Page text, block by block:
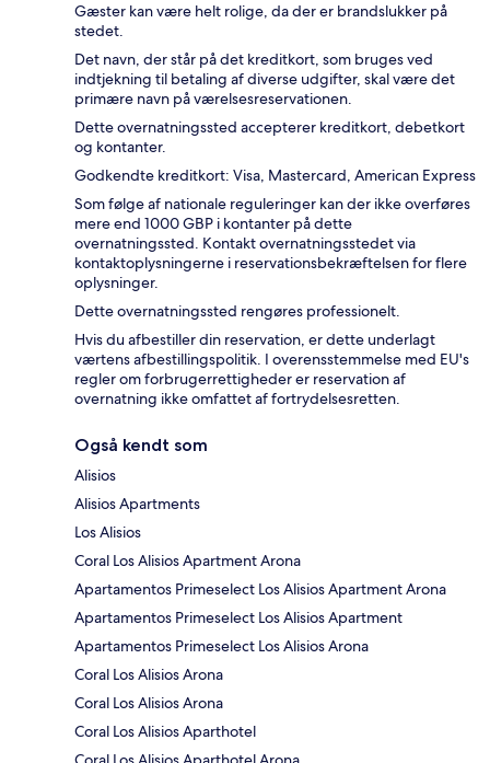
Gæster kan være helt rolige, da der er brandslukker på
stedet.
Det navn, der står på det kreditkort, som bruges ved
indtjekning til betaling af diverse udgifter, skal være det
primære navn på værelsesreservationen.
Dette overnatningssted accepterer kreditkort, debetkort
og kontanter.
Godkendte kreditkort: Visa, Mastercard, American Express
Som følge af nationale reguleringer kan der ikke overføres
mere end 1000 GBP i kontanter på dette
overnatningssted. Kontakt overnatningsstedet via
kontaktoplysningerne i reservationsbekræftelsen for flere
oplysninger.
Dette overnatningssted rengøres professionelt.
Hvis du afbestiller din reservation, er dette underlagt
værtens afbestillingspolitik. I overensstemmelse med EU's
regler om forbrugerrettigheder er reservation af
overnatning ikke omfattet af fortrydelsesretten.
Også kendt som
Alisios
Alisios Apartments
Los Alisios
Coral Los Alisios Apartment Arona
Apartamentos Primeselect Los Alisios Apartment Arona
Apartamentos Primeselect Los Alisios Apartment
Apartamentos Primeselect Los Alisios Arona
Coral Los Alisios Arona
Coral Los Alisios Arona
Coral Los Alisios Aparthotel